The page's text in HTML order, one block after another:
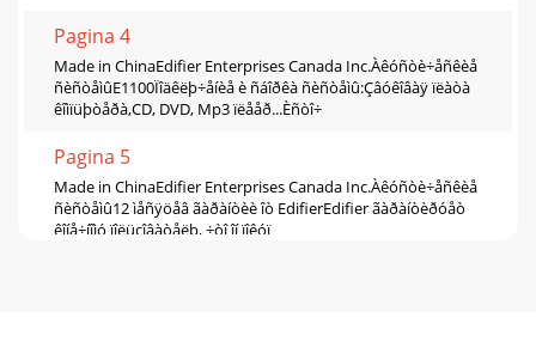
Pagina 4
Made in ChinaEdifier Enterprises Canada Inc.Àêóñòè÷åñêèå
ñèñòåìûE1100Ïîäêëþ÷åíèå è ñáîðêà ñèñòåìû:Çâóêîâàÿ ïëàòà
êîìïüþòåðà,CD, DVD, Mp3 ïëååð...Èñòî÷
Pagina 5
Made in ChinaEdifier Enterprises Canada Inc.Àêóñòè÷åñêèå
ñèñòåìû12 ìåñÿöåâ ãàðàíòèè îò EdifierEdifier ãàðàíòèðóåò
êîíå÷íîìó ïîëüçîâàòåëþ, ÷òî îí ïîêóï